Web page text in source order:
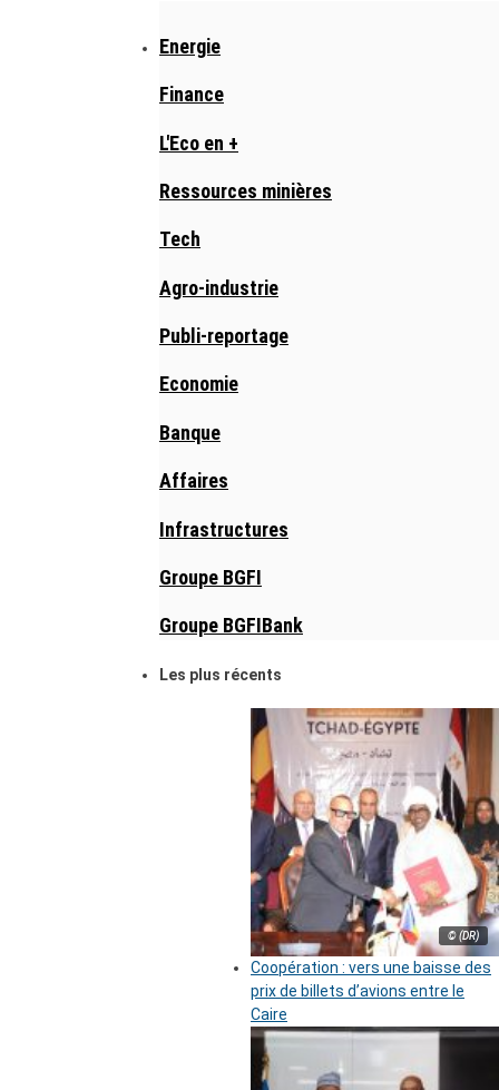
Energie
Finance
L'Eco en +
Ressources minières
Tech
Agro-industrie
Publi-reportage
Economie
Banque
Affaires
Infrastructures
Groupe BGFI
Groupe BGFIBank
Les plus récents
© (DR)
Coopération : vers une baisse des
prix de billets d’avions entre le
Caire